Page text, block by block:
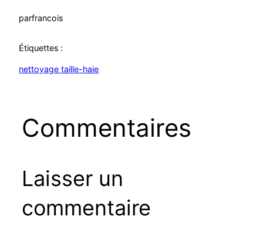
parfrancois
Étiquettes :
nettoyage taille-haie
Commentaires
Laisser un
commentaire